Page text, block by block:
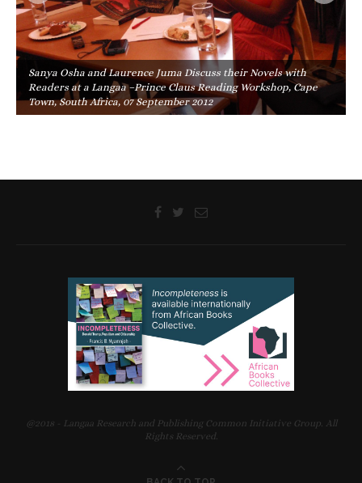
Sanya Osha and Laurence Juma Discuss their Novels with
Readers at a Langaa –Prince Claus Reading Workshop, Cape
Town, South Africa, 07 September 2012
@2018 - Langaa Research and Publishing Common Initiative Group. All
Rights Reserved.